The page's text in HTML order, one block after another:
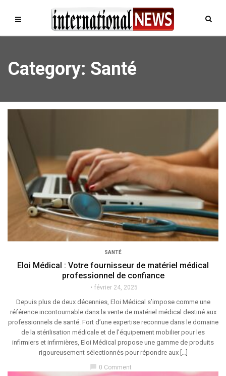
Category: Santé
SANTÉ
Eloi Médical : Votre fournisseur de matériel médical
professionnel de confiance
février 24, 2025
Depuis plus de deux décennies, Eloi Médical s’impose comme une
référence incontournable dans la vente de matériel médical destiné aux
professionnels de santé. Fort d’une expertise reconnue dans le domaine
de la stérilisation médicale et de l’équipement mobilier pour les
infirmiers et infirmières, Eloi Médical propose une gamme de produits
rigoureusement sélectionnés pour répondre aux […]
chat_bubble 0 Comment